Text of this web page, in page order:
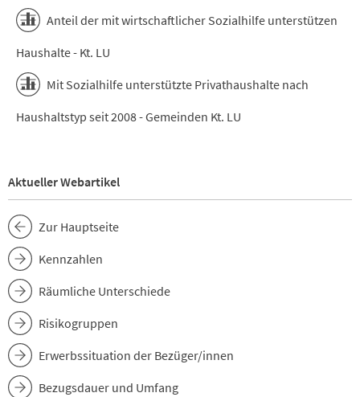
Anteil der mit wirtschaftlicher Sozialhilfe unterstützen
Haushalte - Kt. LU
Mit Sozialhilfe unterstützte Privathaushalte nach
Haushaltstyp seit 2008 - Gemeinden Kt. LU
Aktueller Webartikel
Zur Hauptseite
Kennzahlen
Räumliche Unterschiede
Risikogruppen
Erwerbssituation der Bezüger/innen
Bezugsdauer und Umfang